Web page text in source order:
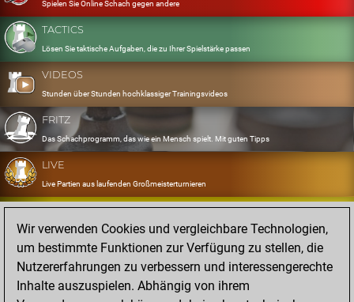
Spielen Sie Online Schach gegen andere
TACTICS
Lösen Sie taktische Aufgaben, die zu Ihrer Spielstärke passen
VIDEOS
Stunden über Stunden hochklassiger Trainingsvideos
FRITZ
Das Schachprogramm, das wie ein Mensch spielt. Mit guten Tipps
LIVE
Live Partien aus laufenden Großmeisterturnieren
OPENINGS
Erfassen und Üben Sie Ihr Eröffnungsrepertoire
DATABASE
Acht Millionen starke Partien
Wir verwenden Cookies und vergleichbare Technologien,
um bestimmte Funktionen zur Verfügung zu stellen, die
Nutzererfahrungen zu verbessern und interessengerechte
Inhalte auszuspielen. Abhängig von ihrem